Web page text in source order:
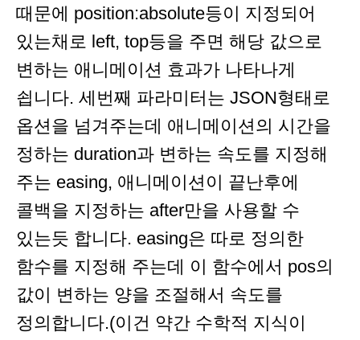
때문에 position:absolute등이 지정되어
있는채로 left, top등을 주면 해당 값으로
변하는 애니메이션 효과가 나타나게
쇱니다. 세번째 파라미터는 JSON형태로
옵션을 넘겨주는데 애니메이션의 시간을
정하는 duration과 변하는 속도를 지정해
주는 easing, 애니메이션이 끝난후에
콜백을 지정하는 after만을 사용할 수
있는듯 합니다. easing은 따로 정의한
함수를 지정해 주는데 이 함수에서 pos의
값이 변하는 양을 조절해서 속도를
정의합니다.(이건 약간 수학적 지식이